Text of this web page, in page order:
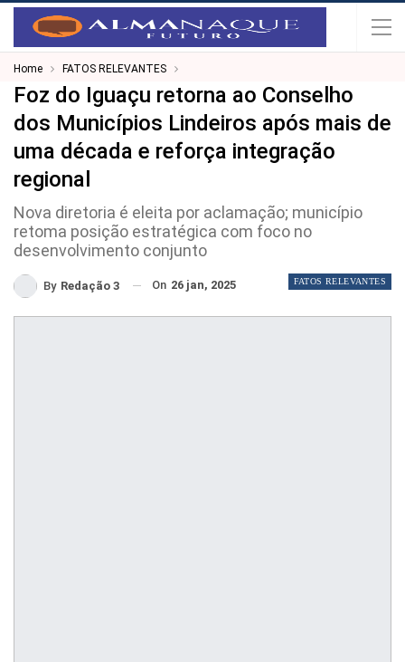
Home FATOS RELEVANTES
Foz do Iguaçu retorna ao Conselho
dos Municípios Lindeiros após mais de
uma década e reforça integração
regional
Nova diretoria é eleita por aclamação; município
retoma posição estratégica com foco no
desenvolvimento conjunto
FATOS RELEVANTES
By Redação 3 On 26 jan, 2025